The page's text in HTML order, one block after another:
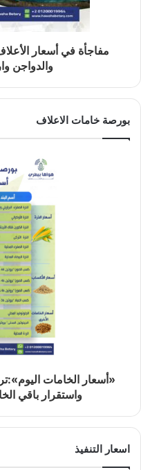
مفاجأة في أسعار
والدواجن
بورصة خامات الاعلاف
«أسعار الخامات
واستقرار باقي
اسعار التنفيذ